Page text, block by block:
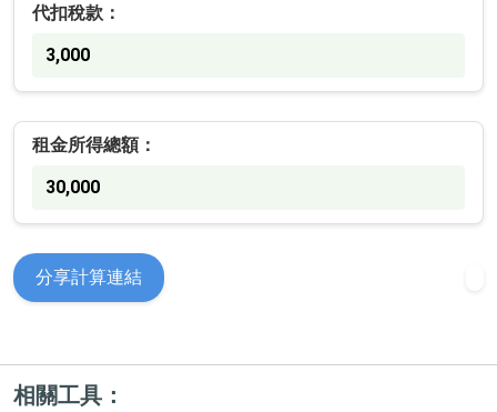
代扣稅款：
3,000
租金所得總額：
30,000
分享計算連結
相關工具：